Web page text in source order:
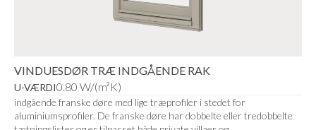
VINDUESDØR TRÆ INDGÅENDE RAK
U-VÆRDI0.80 W/(m²K)
indgående franske døre med lige træprofiler i stedet for
aluminiumsprofiler. De franske døre har dobbelte eller tredobbelte